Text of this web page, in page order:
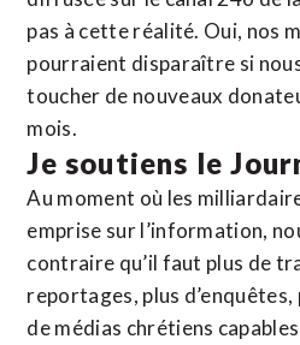
pas à cette réalité. Oui, nos
pourraient disparaître si
toucher de nouveaux
mois.
Je soutiens le
Au moment où les
emprise sur l’information,
contraire qu’il faut plus de
reportages, plus d’enquêtes,
de médias chrétiens